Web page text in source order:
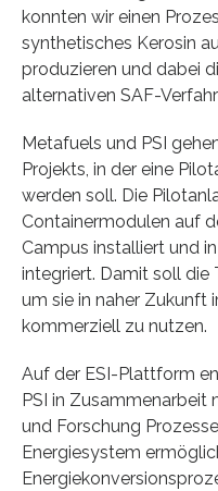
konnten wir einen
synthetisches Kerosin
produzieren und dabei
alternativen SAF-
Metafuels und PSI
Projekts, in der eine
werden soll. Die
Containermodulen auf
Campus installiert und
integriert. Damit soll die
um sie in naher Zukunft
kommerziell zu nutzen.
Auf der ESI-Plattform
PSI in Zusammenarbeit
und Forschung
Energiesystem